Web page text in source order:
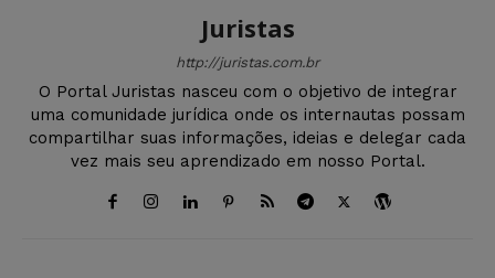
Juristas
http://juristas.com.br
O Portal Juristas nasceu com o objetivo de integrar
uma comunidade jurídica onde os internautas possam
compartilhar suas informações, ideias e delegar cada
vez mais seu aprendizado em nosso Portal.